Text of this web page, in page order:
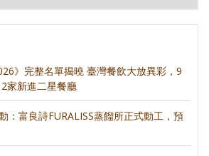
》完整名單揭曉 臺灣餐飲大放異彩，9
家新進二星餐廳
：富良詩FURALISS蒸餾所正式動工，預